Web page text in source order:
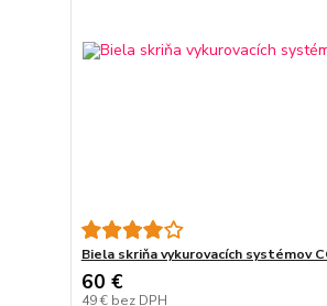
Biela skriňa vykurovacích systémov
60 €
49 € bez DPH